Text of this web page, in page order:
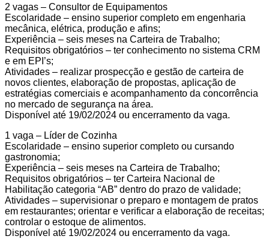
2 vagas – Consultor de Equipamentos
Escolaridade – ensino superior completo em engenharia
mecânica, elétrica, produção e afins;
Experiência – seis meses na Carteira de Trabalho;
Requisitos obrigatórios – ter conhecimento no sistema CRM
e em EPI’s;
Atividades – realizar prospecção e gestão de carteira de
novos clientes, elaboração de propostas, aplicação de
estratégias comerciais e acompanhamento da concorrência
no mercado de segurança na área.
Disponível até 19/02/2024 ou encerramento da vaga.
1 vaga – Líder de Cozinha
Escolaridade – ensino superior completo ou cursando
gastronomia;
Experiência – seis meses na Carteira de Trabalho;
Requisitos obrigatórios – ter Carteira Nacional de
Habilitação categoria “AB” dentro do prazo de validade;
Atividades – supervisionar o preparo e montagem de pratos
em restaurantes; orientar e verificar a elaboração de receitas;
controlar o estoque de alimentos.
Disponível até 19/02/2024 ou encerramento da vaga.